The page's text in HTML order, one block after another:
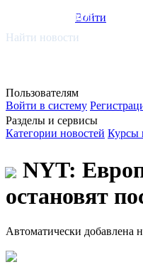
smi.mobi
Войти
Найти новости
Пользователям
Войти в систему
Разделы и сервисы
Категории новостей Курсы
NYT:
остановят
Автоматически добавлена